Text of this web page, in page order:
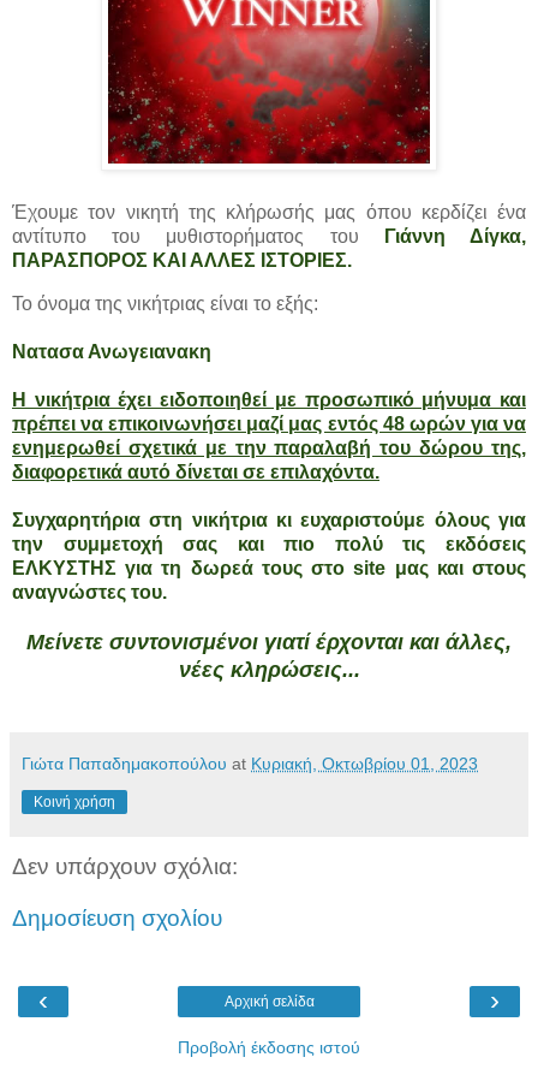
Έχουμε τον νικητή της κλήρωσής μας όπου κερδίζει ένα
αντίτυπο του μυθιστορήματος του Γιάννη Δίγκα,
ΠΑΡΑΣΠΟΡΟΣ ΚΑΙ ΑΛΛΕΣ ΙΣΤΟΡΙΕΣ.
Το όνομα της νικήτριας είναι το εξής:
Νατασα Ανωγειανακη
Η νικήτρια έχει ειδοποιηθεί με προσωπικό μήνυμα και
πρέπει να επικοινωνήσει μαζί μας εντός 48 ωρών για να
ενημερωθεί σχετικά με την παραλαβή του δώρου της,
διαφορετικά αυτό δίνεται σε επιλαχόντα.
Συγχαρητήρια στη νικήτρια κι ευχαριστούμε όλους για
την συμμετοχή σας και πιο πολύ τις εκδόσεις
ΕΛΚΥΣΤΗΣ για τη δωρεά τους στο site μας και στους
αναγνώστες του.
Μείνετε συντονισμένοι γιατί έρχονται και άλλες,
νέες κληρώσεις...
Γιώτα Παπαδημακοπούλου at Κυριακή, Οκτωβρίου 01, 2023
Κοινή χρήση
Δεν υπάρχουν σχόλια:
Δημοσίευση σχολίου
‹ ›
Αρχική σελίδα
Προβολή έκδοσης ιστού